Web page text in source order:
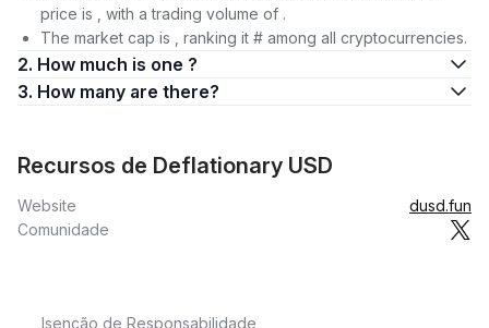
price is , with a trading volume of .
The market cap is , ranking it # among all cryptocurrencies.
2. How much is one ?
3. How many are there?
Recursos de Deflationary USD
Website
dusd.fun
Comunidade
Isenção de Responsabilidade